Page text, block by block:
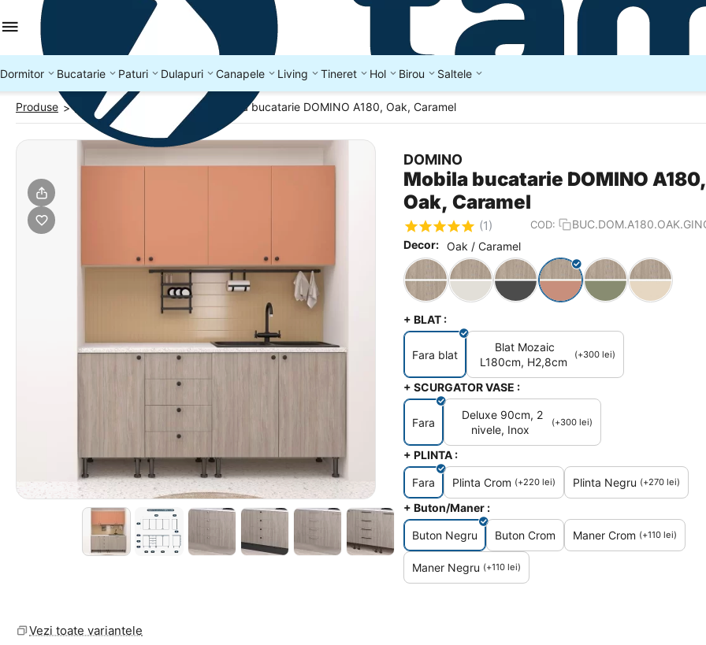
Dormitor Bucatarie Paturi Dulapuri Canapele Living Tineret Hol Birou Saltele
Produse > Bucatarii mici, chicinete Mobila bucatarie DOMINO A180, Oak, Caramel
DOMINO
Mobila bucatarie DOMINO A180,
Oak, Caramel
(1) COD:
Decor: Oak / Caramel
+ BLAT :
Fara blat
Blat Mozaic
L180cm, H2,8cm
(+300 lei)
+ SCURGATOR VASE :
Fara
Deluxe 90cm, 2
nivele, Inox
(+300 lei)
+ PLINTA :
Fara Plinta Crom (+220 lei) Plinta Negru (+270 lei)
+ Buton/Maner :
Buton Negru Buton Crom Maner Crom (+110 lei)
Maner Negru (+110 lei)
Vezi toate variantele